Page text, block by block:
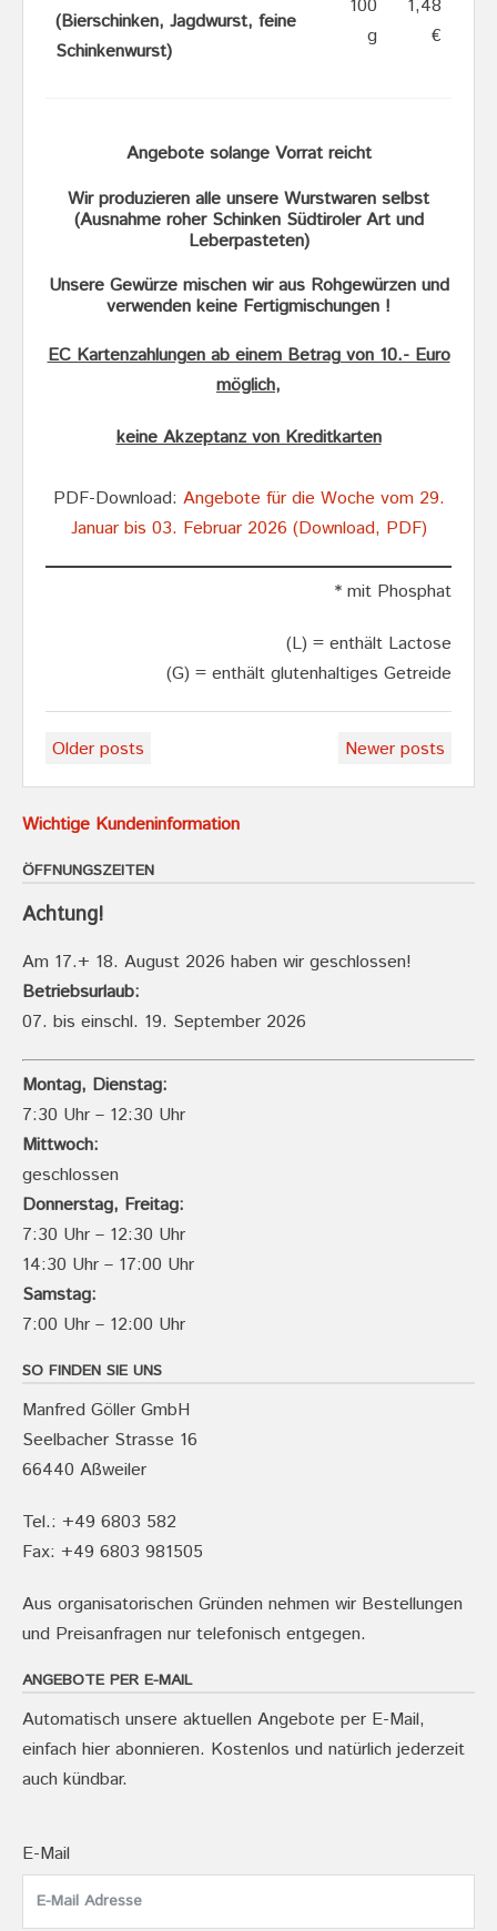
(Bierschinken, Jagdwurst, feine
Schinkenwurst)
100
g
1,48
€
Angebote solange Vorrat reicht
Wir produzieren alle unsere Wurstwaren selbst
(Ausnahme roher Schinken Südtiroler Art und
Leberpasteten)
Unsere Gewürze mischen wir aus Rohgewürzen und
verwenden keine Fertigmischungen !
EC Kartenzahlungen ab einem Betrag von 10.- Euro
möglich,
keine Akzeptanz von Kreditkarten
PDF-Download: Angebote für die Woche vom 29.
Januar bis 03. Februar 2026 (Download, PDF)
* mit Phosphat
(L) = enthält Lactose
(G) = enthält glutenhaltiges Getreide
Posts
Older posts Newer posts
Wichtige Kundeninformation
ÖFFNUNGSZEITEN
Achtung!
Am 17.+ 18. August 2026 haben wir geschlossen!
Betriebsurlaub:
07. bis einschl. 19. September 2026
Montag, Dienstag:
7:30 Uhr – 12:30 Uhr
Mittwoch:
geschlossen
Donnerstag, Freitag:
7:30 Uhr – 12:30 Uhr
14:30 Uhr – 17:00 Uhr
Samstag:
7:00 Uhr – 12:00 Uhr
SO FINDEN SIE UNS
Manfred Göller GmbH
Seelbacher Strasse 16
66440 Aßweiler
Tel.: +49 6803 582
Fax: +49 6803 981505
Aus organisatorischen Gründen nehmen wir Bestellungen
und Preisanfragen nur telefonisch entgegen.
ANGEBOTE PER E-MAIL
Automatisch unsere aktuellen Angebote per E-Mail,
einfach hier abonnieren. Kostenlos und natürlich jederzeit
auch kündbar.
E-Mail